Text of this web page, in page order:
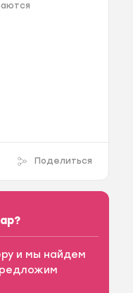
Поделиться
и мы найдем